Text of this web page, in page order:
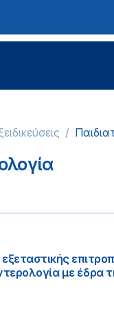
με έδρα